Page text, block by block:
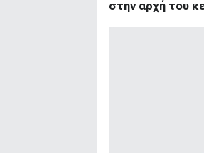
στην αρχή του